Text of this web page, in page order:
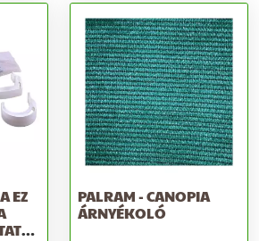
EZ
PALRAM - CANOPIA
ÁRNYÉKOLÓ